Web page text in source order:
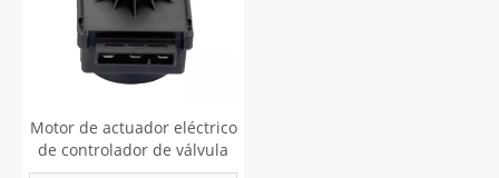
Motor de actuador eléctrico
de controlador de válvula
de 3 vías redondo para